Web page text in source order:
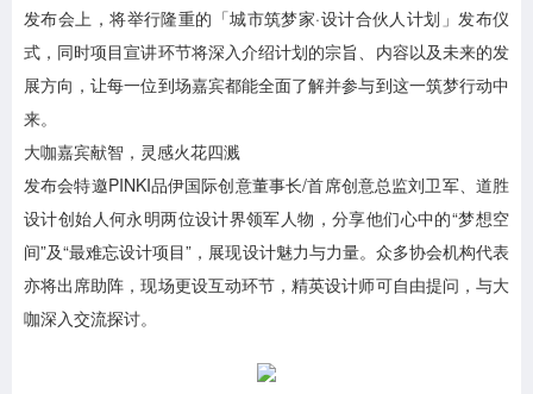
发布会上，将举行隆重的「城市筑梦家·设计合伙人计划」发布仪
式，同时项目宣讲环节将深入介绍计划的宗旨、内容以及未来的发
展方向，让每一位到场嘉宾都能全面了解并参与到这一筑梦行动中
来。
大咖嘉宾献智，灵感火花四溅
发布会特邀PINKI品伊国际创意董事长/首席创意总监刘卫军、道胜
设计创始人何永明两位设计界领军人物，分享他们心中的“梦想空
间”及“最难忘设计项目”，展现设计魅力与力量。众多协会机构代表
亦将出席助阵，现场更设互动环节，精英设计师可自由提问，与大
咖深入交流探讨。